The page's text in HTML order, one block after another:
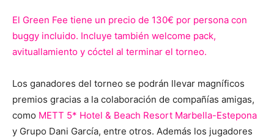
El Green Fee tiene un precio de 130€ por persona con
buggy incluido. Incluye también welcome pack,
avituallamiento y cóctel al terminar el torneo.
Los ganadores del torneo se podrán llevar magníficos
premios gracias a la colaboración de compañías amigas,
como METT 5* Hotel & Beach Resort Marbella-Estepona
y Grupo Dani García, entre otros. Además los jugadores